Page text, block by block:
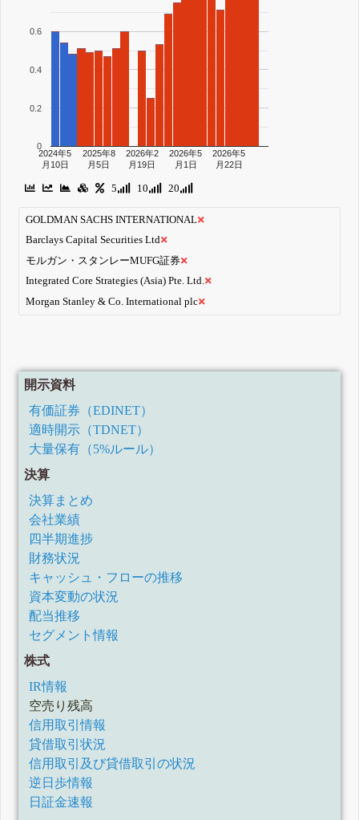
2024年5
月10日
2025年8
月5日
2026年2
月19日
2026年5
月1日
2026年5
月22日
0
0.2
0.4
0.6
5 10 20
GOLDMAN SACHS INTERNATIONAL
Barclays Capital Securities Ltd
モルガン・スタンレーMUFG証券
Integrated Core Strategies (Asia) Pte. Ltd.
Morgan Stanley & Co. International plc
開示資料
有価証券（EDINET）
適時開示（TDNET）
大量保有（5%ルール）
決算
決算まとめ
会社業績
四半期進捗
財務状況
キャッシュ・フローの推移
資本変動の状況
配当推移
セグメント情報
株式
IR情報
空売り残高
信用取引情報
貸借取引状況
信用取引及び貸借取引の状況
逆日歩情報
日証金速報